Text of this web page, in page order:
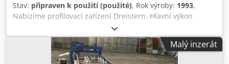
Stav: připraven k použití (použité), Rok výroby: 1993,
Nabízíme profilovací zařízení Dreistern. Hlavní výkon
pohonu: 9,2 kW, směr výroby: zprava doleva, průměr
pracovní hřídele: 30 mm, připojení pracovní hřídele: 20
mm, šířka nástroje, rám typ 1: 135 mm, rozteč os typ 1: 130
mm, nastavovací rozsah typ 1: 60 mm – 100 mm, šířka
Malý inzerát